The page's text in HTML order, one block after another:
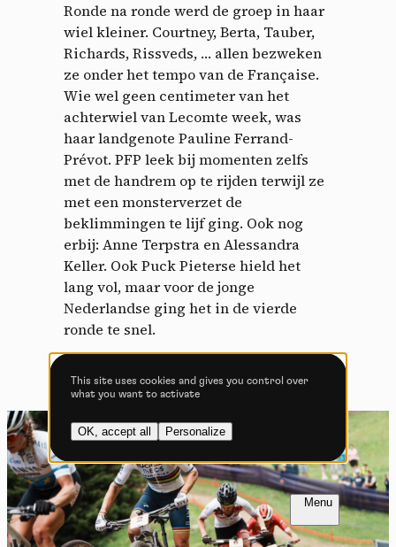
FR NL
Ronde na ronde werd de groep in haar
wiel kleiner. Courtney, Berta, Tauber,
Richards, Rissveds, … allen bezweken
ze onder het tempo van de Française.
Wie wel geen centimeter van het
achterwiel van Lecomte week, was
haar landgenote Pauline Ferrand-
Prévot. PFP leek bij momenten zelfs
met de handrem op te rijden terwijl ze
met een monsterverzet de
beklimmingen te lijf ging. Ook nog
erbij: Anne Terpstra en Alessandra
Keller. Ook Puck Pieterse hield het
lang vol, maar voor de jonge
Nederlandse ging het in de vierde
ronde te snel.
panel
cookies and the use of tracking technologies necessary for
their proper functioning.
Deny all cookies
Videos
Video sharing services help to add rich media on the
site and increase its visibility.
Vimeo disallowed -This service can
Allow Deny
YouTube disallowed
This service can
install 4 cookies.
Allow Deny
This site uses cookies and gives you control over
what you want to activate
OK, accept all Personalize